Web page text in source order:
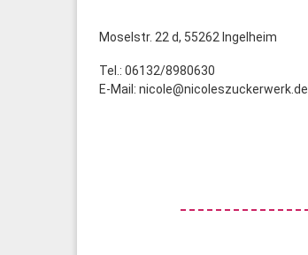
Moselstr. 22 d, 55262 Ingelheim
Tel.: 06132/8980630
E-Mail: nicole@nicoleszuckerwerk.de